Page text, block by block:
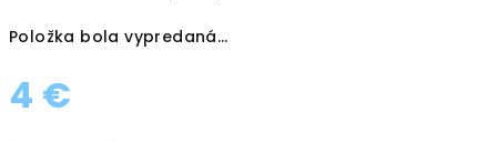
Položka bola vypredaná…
4 €